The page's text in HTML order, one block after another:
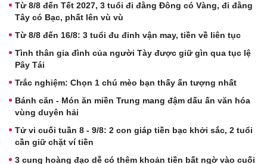
Từ 8/8 đến Tết 2027, 3 tuổi đi đằng Đông có Vàng, đi đằng
Tây có Bạc, phất lên vù vù
Từ 8/8 đến 16/8: 3 tuổi đu đỉnh vận may, tiền về liên tục
Tình thân gia đình của người Tày được giữ gìn qua tục lệ
Pây Tái
Trắc nghiệm: Chọn 1 chú mèo bạn thấy ấn tượng nhất
Bánh căn - Món ăn miền Trung mang đậm dấu ấn văn hóa
vùng duyên hải
Tử vi cuối tuần 8 - 9/8: 2 con giáp tiền bạc khởi sắc, 2 tuổi
cần giữ chặt ví tiền
3 cung hoàng đạo dễ có thêm khoản tiền bất ngờ vào cuối